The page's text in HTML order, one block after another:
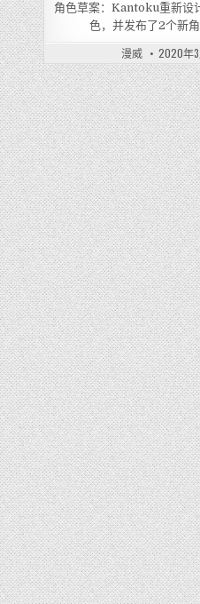
角色草案：Kantoku重新设
色，并发布了2个新角
漫威 2020年
文
章
导
航